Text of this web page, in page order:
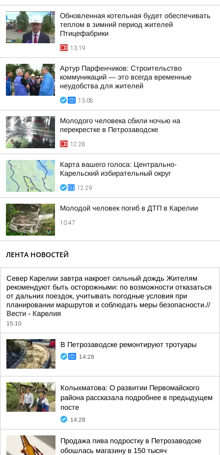
Обновленная котельная будет обеспечивать
теплом в зимний период жителей
Птицефабрики
13:19
Артур Парфенчиков: Строительство
коммуникаций — это всегда временные
неудобства для жителей
13:08
Молодого человека сбили ночью на
перекрестке в Петрозаводске
12:28
Карта вашего голоса: Центрально-
Карельский избирательный округ
12:29
Молодой человек погиб в ДТП в Карелии
10:47
ЛЕНТА НОВОСТЕЙ
Север Карелии завтра накроет сильный дождь Жителям
рекомендуют быть осторожными: по возможности отказаться
от дальних поездок, учитывать погодные условия при
планировании маршрутов и соблюдать меры безопасности.//
Вести - Карелия
15:10
В Петрозаводске ремонтируют тротуары
14:28
Колыхматова: О развитии Первомайского
района рассказала подробнее в предыдущем
посте
14:28
Продажа пива подростку в Петрозаводске
обошлась магазину в 150 тысяч